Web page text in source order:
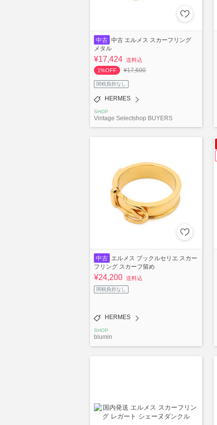
中古 中古 エルメス スカーフリング
メタル
¥17,424 送料込
1%OFF
¥17,600
関税負担なし
HERMES
SHOP
Vintage Selectshop BUYERS
中古
エルメス ブックルセリエ スカー
フリング スカーフ留め
¥24,200 送料込
関税負担なし
HERMES
SHOP
blumin